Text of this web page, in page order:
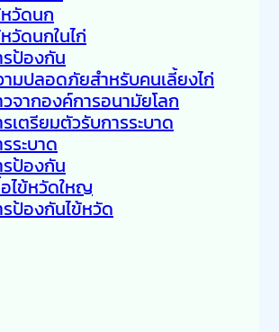
วัดนก
วัดนกในไก่
ป้องกัน
มปลอดภัยสำหรับคนเลี้ยงไก่
จากองค์การอนามัยโลก
เตรียมตัวรับการระบาด
ระบาด
ป้องกัน
ไข้หวัดใหญ
ป้องกันไข้หวัด